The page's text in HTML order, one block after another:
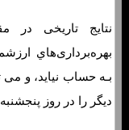
نتایج تاریخی در
بهره‌برداری‌هاي‌
بـه حساب نیاید، و می
دیگر را در روز